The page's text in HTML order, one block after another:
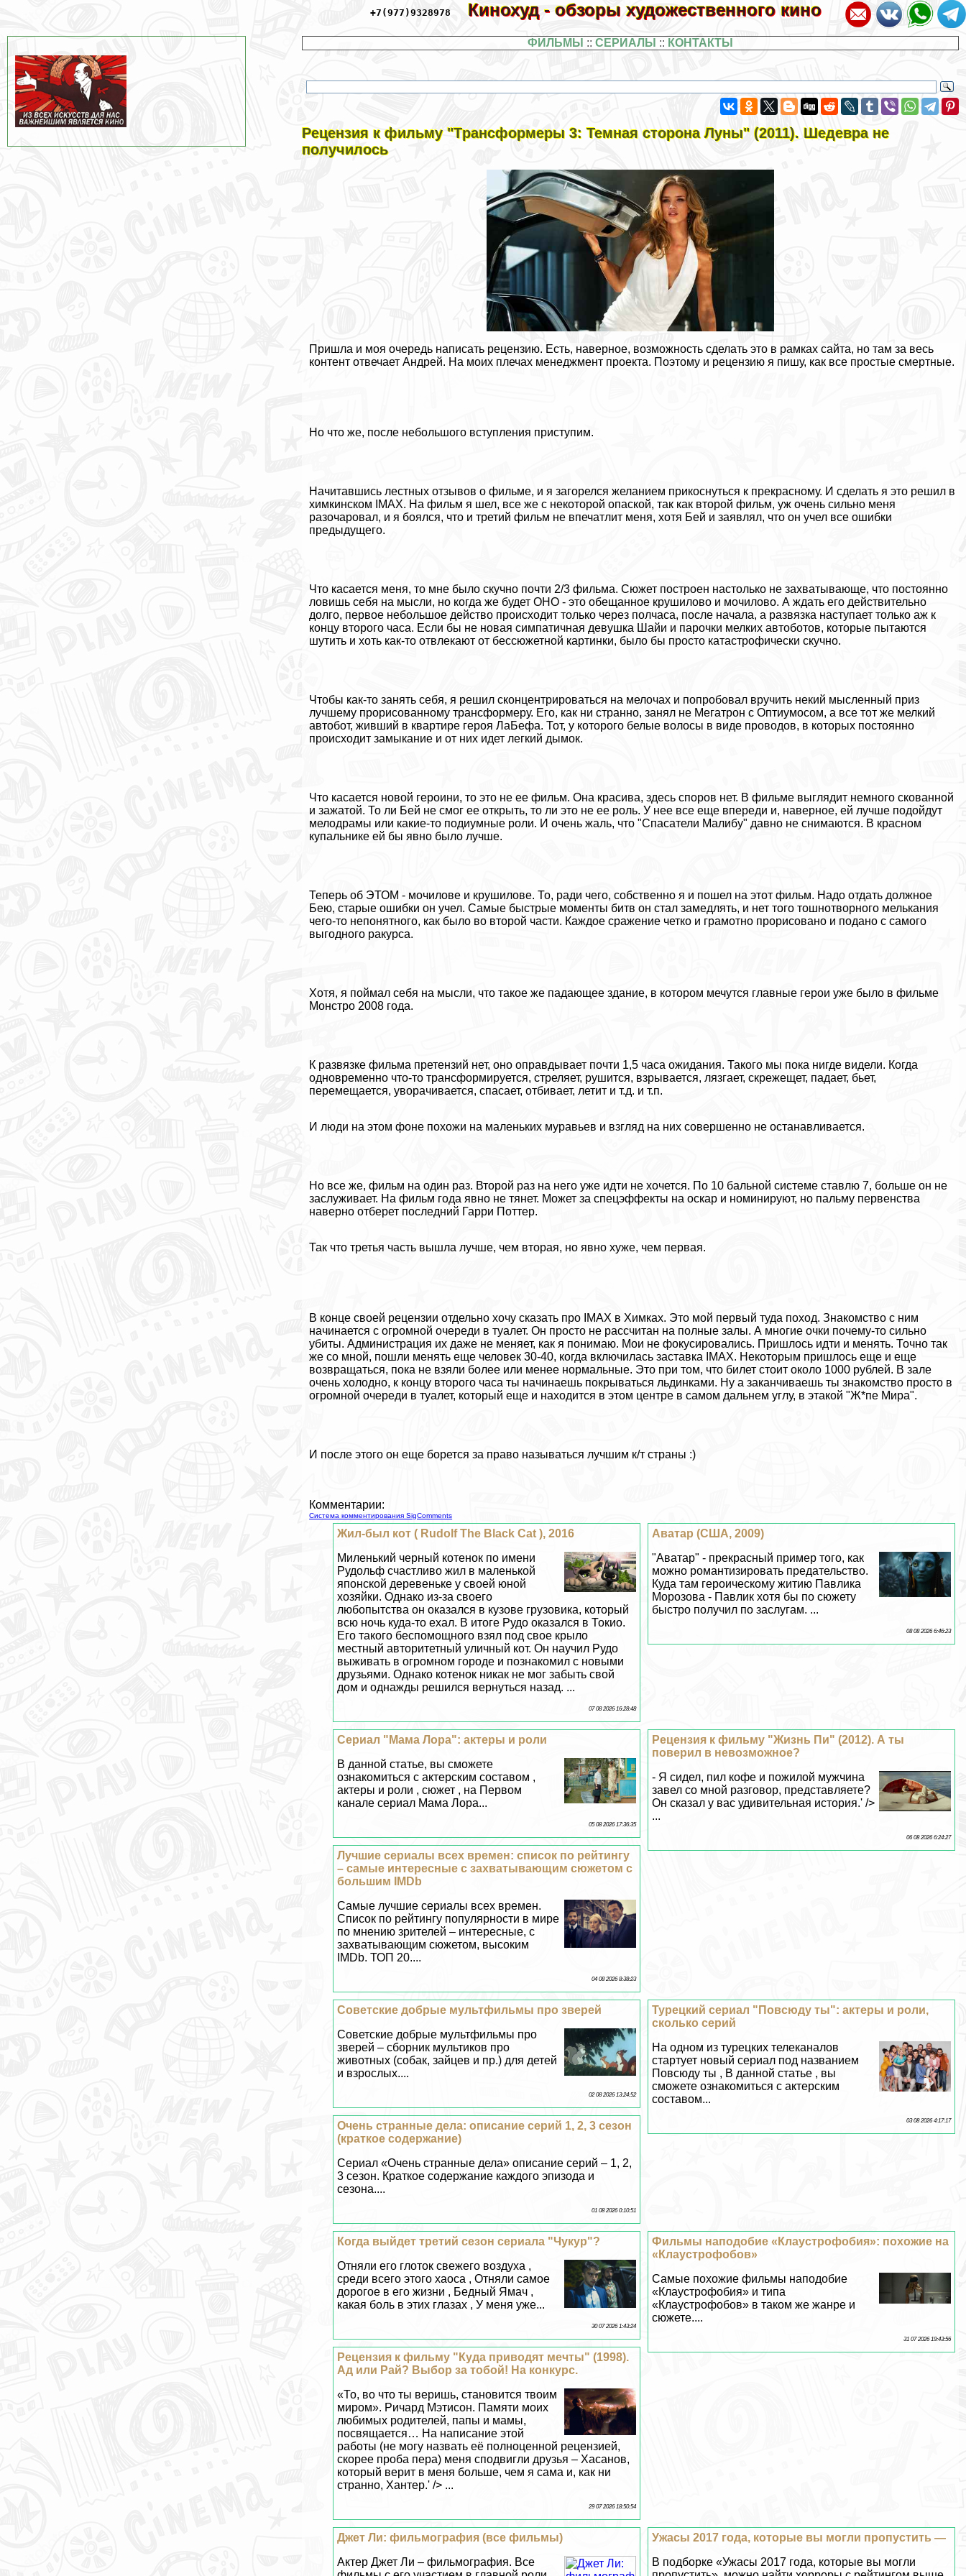
+7(977)9328978 Кинохуд - обзоры художественного кино
ФИЛЬМЫ ::СЕРИАЛЫ :: КОНТАКТЫ
Рецензия к фильму "Tрaнcформеры 3: Темная сторона Луны" (2011). Шедевра не
получилось
Пришла и моя очередь написать рецензию. Есть, наверное, возможность сделать это в рамках сайта, но там за весь
контент отвечает Андрей. На моих плечах менеджмент проекта. Поэтому и рецензию я пишу, как все простые cмepтные.
Но что же, после небольшого вступления приступим.
Начитавшись лестных отзывов о фильме, и я загорелся желанием прикоснуться к прекрасному. И сделать я это решил в
химкинском IMAX. На фильм я шел, все же с некоторой опаской, так как второй фильм, уж очень сильно меня
разочаровал, и я боялся, что и третий фильм не впечатлит меня, хотя Бей и заявлял, что он учел все ошибки
предыдущего.
Что касается меня, то мне было скучно почти 2/3 фильма. Сюжет построен настолько не захватывающе, что постоянно
ловишь себя на мысли, но когда же будет ОНО - это обещанное крушилово и мочилово. А ждать его действительно
долго, первое небольшое действо происходит только через полчаса, после начала, а развязка наступает только аж к
концу второго часа. Если бы не новая симпатичная дeвyшка Шайи и парочки мелких автоботов, которые пытаются
шутить и хоть как-то отвлекают от бессюжетной картинки, было бы просто катастрофически скучно.
Чтобы как-то занять себя, я решил сконцентрироваться на мелочах и попробовал вручить некий мысленный приз
лучшему прорисованному трaнcформеру. Его, как ни странно, занял не Мегатрон с Оптиумосом, а все тот же мелкий
автобот, живший в квартире героя ЛаБефа. Тот, у которого белые волосы в виде проводов, в которых постоянно
происходит замыкание и от них идет легкий дымок.
Что касается новой героини, то это не ее фильм. Она красива, здесь споров нет. В фильме выглядит немного скованной
и зажатой. То ли Бей не смог ее открыть, то ли это не ее роль. У нее все еще впереди и, наверное, ей лучше подойдут
мелодрамы или какие-то подиумные роли. И очень жаль, что "Спасатели Малибу" давно не снимаются. В красном
купальнике ей бы явно было лучше.
Теперь об ЭТОМ - мочилове и крушилове. То, ради чего, собственно я и пошел на этот фильм. Надо отдать должное
Бею, старые ошибки он учел. Самые быстрые моменты битв он стал замедлять, и нет того тошнотворного мелькания
чего-то непонятного, как было во второй части. Каждое сражение четко и грамотно прорисовано и подано с самого
выгодного paкурса.
Хотя, я поймал себя на мысли, что такое же падающее здание, в котором мечутся главные герои уже было в фильме
Монстро 2008 года.
К развязке фильма претензий нет, оно оправдывает почти 1,5 часа ожидания. Такого мы пока нигде видели. Когда
одновременно что-то трaнcформируется, стреляет, рушится, взрывается, лязгает, скрежещет, падает, бьет,
перемещается, уворачивается, спасает, отбивает, летит и т.д. и т.п.
И люди на этом фоне похожи на маленьких муравьев и взгляд на них совершенно не останавливается.
Но все же, фильм на один раз. Второй раз на него уже идти не хочется. По 10 бальной системе ставлю 7, больше он не
заслуживает. На фильм года явно не тянет. Может за спецэффекты на оскар и номинируют, но пальму первенства
наверно отберет последний Гарри Поттер.
Так что третья часть вышла лучше, чем вторая, но явно хуже, чем первая.
В конце своей рецензии отдельно хочу сказать про IMAX в Химках. Это мой первый туда поход. Знакомство с ним
начинается с огромной очереди в туалет. Он просто не рассчитан на полные залы. А многие очки почему-то сильно
убиты. Администрация их даже не меняет, как я понимаю. Мои не фокусировались. Пришлось идти и менять. Точно так
же со мной, пошли менять еще человек 30-40, когда включилась заставка IMAX. Некоторым пришлось еще и еще
возвращаться, пока не взяли более или менее нормальные. Это при том, что билет стоит около 1000 рублей. В зале
очень холодно, к концу второго часа ты начинаешь покрываться льдинками. Ну а заканчиваешь ты знакомство просто в
огромной очереди в туалет, который еще и находится в этом центре в самом дальнем углу, в этакой "Ж*пе Мира".
И после этого он еще борется за право называться лучшим к/т страны :)
Комментарии:
Система комментирования SigComments
Аватар (США, 2009)
"Аватар" - прекрасный пример того, как
можно романтизировать предательство.
Куда там героическому житию Павлика
Морозова - Павлик хотя бы по сюжету
быстро получил по заслугам. ...
08 08 2026 6:46:23
Жил-был кот ( Rudolf The Black Cat ), 2016
Миленький черный котенок по имени
Рудольф счастливо жил в маленькой
японской деревеньке у своей юной
хозяйки. Однако из-за своего
любопытства он оказался в кузове грузовика, который
всю ночь куда-то ехал. В итоге Рудо оказался в Токио.
Его такого беспомощного взял под свое крыло
местный авторитетный уличный кот. Он научил Рудо
выживать в огромном городе и познакомил с новыми
друзьями. Однако котенок никак не мог забыть свой
дом и однажды решился вернуться назад. ...
07 08 2026 16:28:48
Рецензия к фильму "Жизнь Пи" (2012). А ты
поверил в невозможное?
- Я сидел, пил кофе и пожилой мужчина
завел со мной разговор, представляете?
Он сказал у вас удивительная история.' />
...
06 08 2026 6:24:27
Сериал "Мама Лора": актеры и роли
В данной статье, вы сможете
ознакомиться с актерским составом ,
актеры и роли , сюжет , на Первом
канале сериал Мама Лора...
05 08 2026 17:36:35
Лучшие сериалы всех времен: список по рейтингу
– самые интересные с захватывающим сюжетом с
большим IMDb
Самые лучшие сериалы всех времен.
Список по рейтингу популярности в мире
по мнению зрителей – интересные, с
захватывающим сюжетом, высоким
IMDb. ТОП 20....
04 08 2026 8:38:23
Турецкий сериал "Повсюду ты": актеры и роли,
сколько серий
На одном из турецких телеканалов
стартует новый сериал под названием
Повсюду ты , В данной статье , вы
сможете ознакомиться с актерским
составом...
03 08 2026 4:17:17
Советские добрые мультфильмы про зверей
Советские добрые мультфильмы про
зверей – сборник мультиков про
животных (собак, зайцев и пр.) для детей
и взрослых....
02 08 2026 13:24:52
Очень странные дела: описание серий 1, 2, 3 сезон
(краткое содержание)
Сериал «Очень странные дела» описание серий – 1, 2,
3 сезон. Краткое содержание каждого эпизода и
сезона....
01 08 2026 0:10:51
Фильмы наподобие «Клаустрофобия»: похожие на
«Клаустрофобов»
Самые похожие фильмы наподобие
«Клаустрофобия» и типа
«Клаустрофобов» в таком же жанре и
сюжете....
31 07 2026 19:43:56
Когда выйдет третий сезон сериала "Чукур"?
Отняли его глоток свежего воздуха ,
среди всего этого хаоса , Отняли самое
дорогое в его жизни , Бедный Ямач ,
какая боль в этих глазах , У меня уже...
30 07 2026 1:43:24
Рецензия к фильму "Куда приводят мечты" (1998).
Ад или Рай? Выбор за тобой! На конкурс.
«То, во что ты веришь, становится твоим
миром». Ричард Мэтисон. Памяти моих
любимых родителей, папы и мамы,
посвящается… На написание этой
работы (не могу назвать её полноценной рецензией,
скорее проба пера) меня сподвигли друзья – Хасанов,
который верит в меня больше, чем я сама и, как ни
странно, Хантер.' /> ...
29 07 2026 18:50:54
Ужасы 2017 года, которые вы могли пропустить —
В подборке «Ужасы 2017 года, которые вы могли
Джет Ли: фильмография (все фильмы)
Актер Джет Ли – фильмография. Все